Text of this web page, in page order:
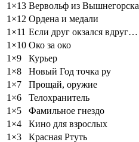
1×13 Вервольф из Вышнегорска
1×12 Ордена и медали
1×11 Если друг окзался вдруг…
1×10 Око за око
1×9
Курьер
1×8
Новый Год точка ру
1×7
Прощай, оружие
1×6
Телохранитель
1×5
Фамильное гнездо
1×4
Кино для взрослых
1×3
Красная Ртуть